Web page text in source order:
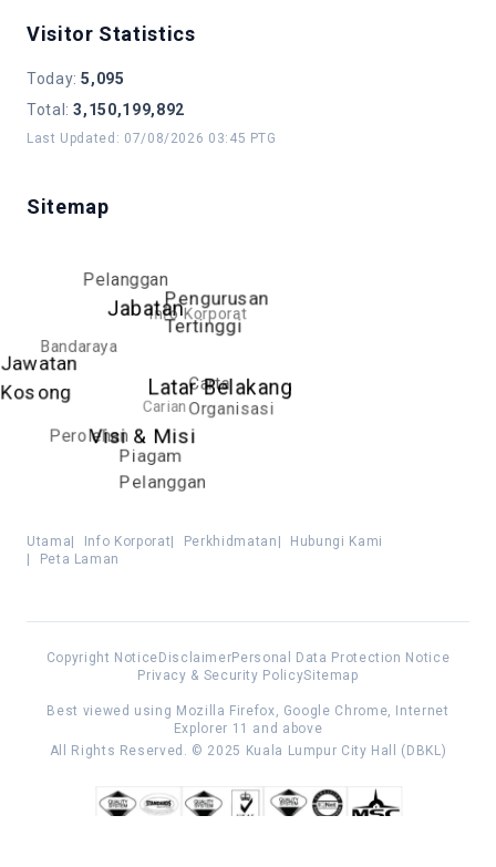
Visitor Statistics
Today:5,095
Total :3,150,199,892
Last Updated : 07/08/2026 03:45 PTG
Sitemap
Latar Belakang
Visi & Misi
Piagam
Pelanggan
Carta
Organisasi
Pengurusan
Tertinggi
Jabatan
Jawatan
Kosong
Perolehan
Carian
Info Korporat
Pelanggan
Bandaraya
Utama| Info Korporat| Perkhidmatan |
Hubungi Kami
|
Peta Laman
Copyright NoticeDisclaimerPersonal Data Protection Notice
Privacy & Security PolicySitemap
Best viewed using Mozilla Firefox, Google Chrome, Internet
Explorer 11 and above
All Rights Reserved. © 2025 Kuala Lumpur City Hall (DBKL)